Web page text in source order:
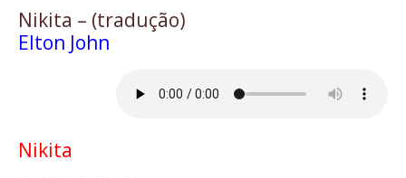
Nikita – (tradução)
Elton John
Nikita